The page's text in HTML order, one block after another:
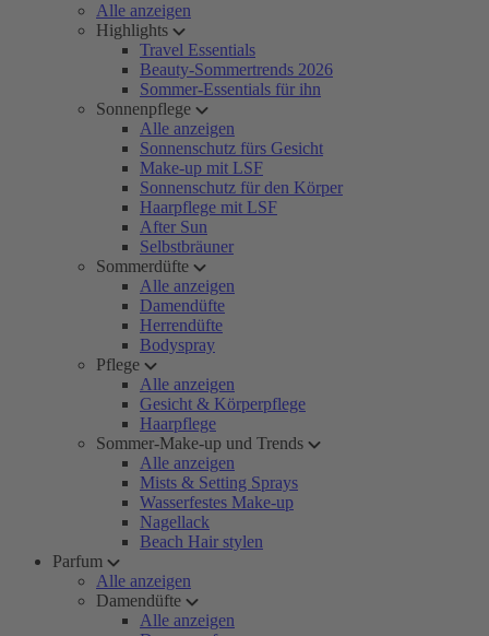
Alle anzeigen
Highlights
Travel Essentials
Beauty-Sommertrends 2026
Sommer-Essentials für ihn
Sonnenpflege
Alle anzeigen
Sonnenschutz fürs Gesicht
Make-up mit LSF
Sonnenschutz für den Körper
Haarpflege mit LSF
After Sun
Selbstbräuner
Sommerdüfte
Alle anzeigen
Damendüfte
Herrendüfte
Bodyspray
Pflege
Alle anzeigen
Gesicht & Körperpflege
Haarpflege
Sommer-Make-up und Trends
Alle anzeigen
Mists & Setting Sprays
Wasserfestes Make-up
Nagellack
Beach Hair stylen
Parfum
Alle anzeigen
Damendüfte
Alle anzeigen